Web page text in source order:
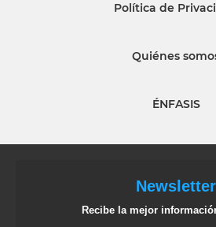
Política de
Quiénes
ÉNFASIS
Newsletter
Recibe la mejor